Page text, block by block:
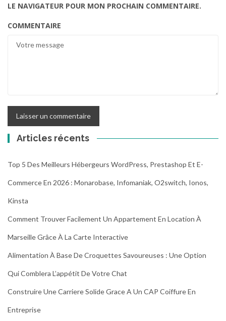
LE NAVIGATEUR POUR MON PROCHAIN COMMENTAIRE.
COMMENTAIRE
Articles récents
Top 5 Des Meilleurs Hébergeurs WordPress, Prestashop Et E-
Commerce En 2026 : Monarobase, Infomaniak, O2switch, Ionos,
Kinsta
Comment Trouver Facilement Un Appartement En Location À
Marseille Grâce À La Carte Interactive
Alimentation À Base De Croquettes Savoureuses : Une Option
Qui Comblera L’appétit De Votre Chat
Construire Une Carriere Solide Grace A Un CAP Coiffure En
Entreprise